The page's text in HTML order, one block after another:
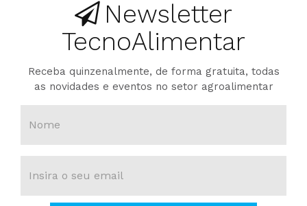
Newsletter
TecnoAlimentar
Receba quinzenalmente, de forma gratuita, todas
as novidades e eventos no setor agroalimentar